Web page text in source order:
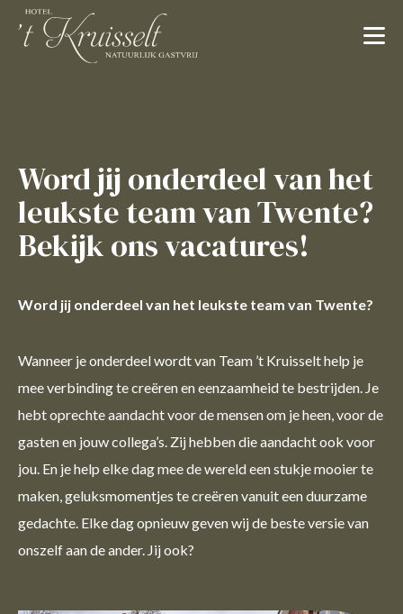
Word jij onderdeel van het
leukste team van Twente?
Bekijk ons vacatures!
Word jij onderdeel van het leukste team van Twente?
Wanneer je onderdeel wordt van Team ’t Kruisselt help je
mee verbinding te creëren en eenzaamheid te bestrijden. Je
hebt oprechte aandacht voor de mensen om je heen, voor de
gasten en jouw collega’s. Zij hebben die aandacht ook voor
jou. En je help elke dag mee de wereld een stukje mooier te
maken, geluksmomentjes te creëren vanuit een duurzame
gedachte. Elke dag opnieuw geven wij de beste versie van
onszelf aan de ander. Jij ook?